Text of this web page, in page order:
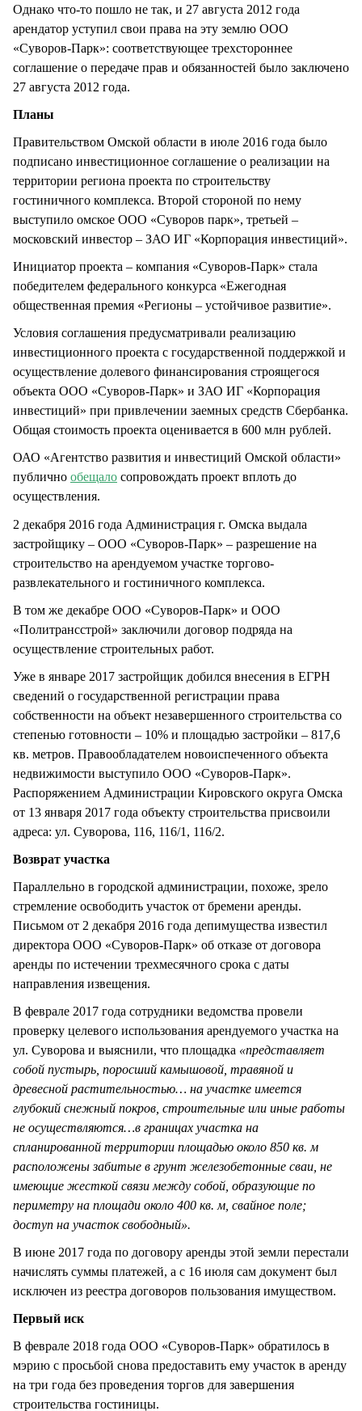
Однако что-то пошло не так, и 27 августа 2012 года
арендатор уступил свои права на эту землю ООО
«Суворов-Парк»: соответствующее трехстороннее
соглашение о передаче прав и обязанностей было заключено
27 августа 2012 года.
Планы
Правительством Омской области в июле 2016 года было
подписано инвестиционное соглашение о реализации на
территории региона проекта по строительству
гостиничного комплекса. Второй стороной по нему
выступило омское ООО «Суворов парк», третьей –
московский инвестор – ЗАО ИГ «Корпорация инвестиций».
Инициатор проекта – компания «Суворов-Парк» стала
победителем федерального конкурса «Ежегодная
общественная премия «Регионы – устойчивое развитие».
Условия соглашения предусматривали реализацию
инвестиционного проекта с государственной поддержкой и
осуществление долевого финансирования строящегося
объекта ООО «Суворов-Парк» и ЗАО ИГ «Корпорация
инвестиций» при привлечении заемных средств Сбербанка.
Общая стоимость проекта оценивается в 600 млн рублей.
ОАО «Агентство развития и инвестиций Омской области»
публично обещало сопровождать проект вплоть до
осуществления.
2 декабря 2016 года Администрация г. Омска выдала
застройщику – ООО «Суворов-Парк» – разрешение на
строительство на арендуемом участке торгово-
развлекательного и гостиничного комплекса.
В том же декабре ООО «Суворов-Парк» и ООО
«Политрансстрой» заключили договор подряда на
осуществление строительных работ.
Уже в январе 2017 застройщик добился внесения в ЕГРН
сведений о государственной регистрации права
собственности на объект незавершенного строительства со
степенью готовности – 10% и площадью застройки – 817,6
кв. метров. Правообладателем новоиспеченного объекта
недвижимости выступило ООО «Суворов-Парк».
Распоряжением Администрации Кировского округа Омска
от 13 января 2017 года объекту строительства присвоили
адреса: ул. Суворова, 116, 116/1, 116/2.
Возврат участка
Параллельно в городской администрации, похоже, зрело
стремление освободить участок от бремени аренды.
Письмом от 2 декабря 2016 года депимущества известил
директора ООО «Суворов-Парк» об отказе от договора
аренды по истечении трехмесячного срока с даты
направления извещения.
В феврале 2017 года сотрудники ведомства провели
проверку целевого использования арендуемого участка на
ул. Суворова и выяснили, что площадка «представляет
собой пустырь, поросший камышовой, травяной и
древесной растительностью… на участке имеется
глубокий снежный покров, строительные или иные работы
не осуществляются…в границах участка на
спланированной территории площадью около 850 кв. м
расположены забитые в грунт железобетонные сваи, не
имеющие жесткой связи между собой, образующие по
периметру на площади около 400 кв. м, свайное поле;
доступ на участок свободный».
В июне 2017 года по договору аренды этой земли перестали
начислять суммы платежей, а с 16 июля сам документ был
исключен из реестра договоров пользования имуществом.
Первый иск
В феврале 2018 года ООО «Суворов-Парк» обратилось в
мэрию с просьбой снова предоставить ему участок в аренду
на три года без проведения торгов для завершения
строительства гостиницы.